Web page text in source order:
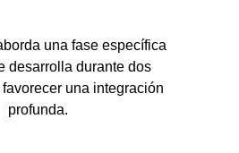
una fase específica
desarrolla durante dos
una integración
profunda.